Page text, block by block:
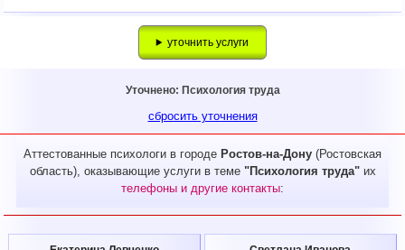
уточнить услуги
Уточнено: Психология труда
сбросить уточнения
Аттестованные психологи в городе Ростов-на-Дону (Ростовская
область), оказывающие услуги в теме "Психология труда"их
телефоны и другие контакты: